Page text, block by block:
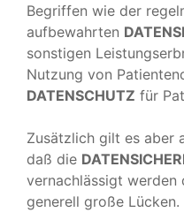
Begriffen wie der
aufbewahrten
sonstigen
Nutzung von
DATENSCHUTZ für
Zusätzlich gilt es aber
daß die
vernachlässigt werden
generell große Lücken.